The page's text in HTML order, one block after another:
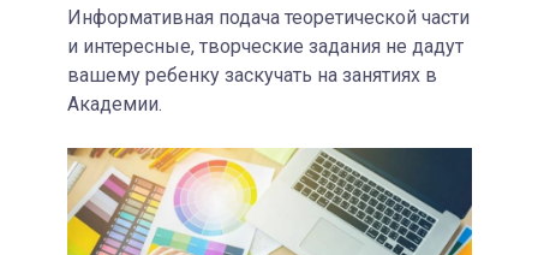
Информативная подача теоретической части
и интересные, творческие задания не дадут
вашему ребенку заскучать на занятиях в
Академии.